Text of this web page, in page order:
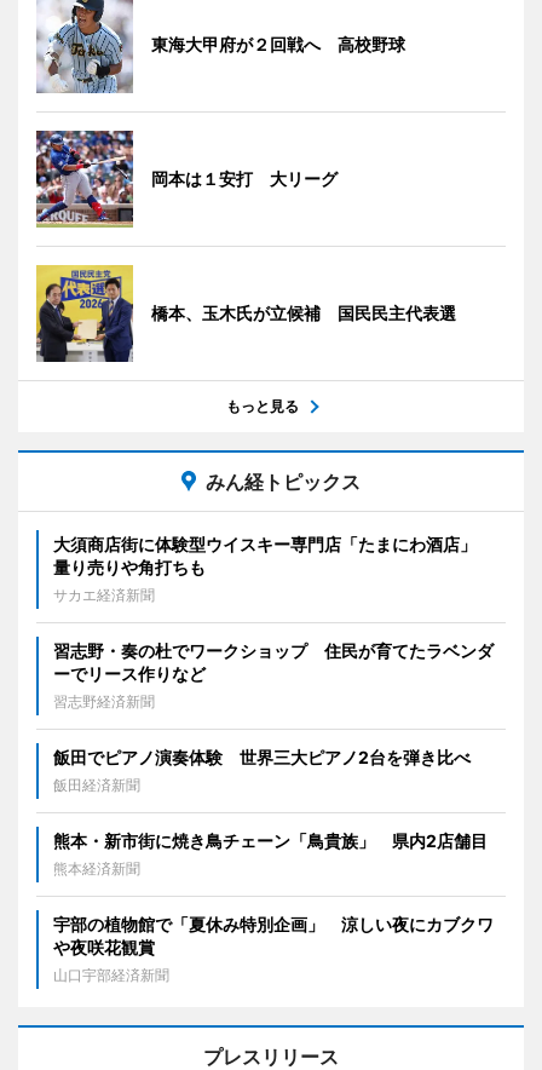
東海大甲府が２回戦へ 高校野球
岡本は１安打 大リーグ
橋本、玉木氏が立候補 国民民主代表選
もっと見る
みん経トピックス
大須商店街に体験型ウイスキー専門店「たまにわ酒店」
量り売りや角打ちも
サカエ経済新聞
習志野・奏の杜でワークショップ 住民が育てたラベンダ
ーでリース作りなど
習志野経済新聞
飯田でピアノ演奏体験 世界三大ピアノ2台を弾き比べ
飯田経済新聞
熊本・新市街に焼き鳥チェーン「鳥貴族」 県内2店舗目
熊本経済新聞
宇部の植物館で「夏休み特別企画」 涼しい夜にカブクワ
や夜咲花観賞
山口宇部経済新聞
プレスリリース